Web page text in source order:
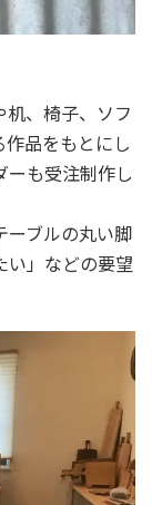
、椅子、ソフ
品をもとにし
ーも受注制作し
ーブルの丸い脚
い」などの要望